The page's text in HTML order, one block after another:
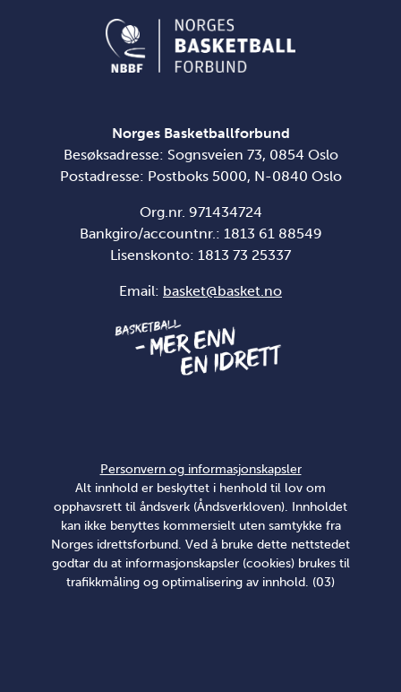
Norges Basketballforbund
Besøksadresse: Sognsveien 73, 0854 Oslo
Postadresse: Postboks 5000, N-0840 Oslo
Org.nr. 971434724
Bankgiro/accountnr.: 1813 61 88549
Lisenskonto: 1813 73 25337
Email: basket@basket.no
Personvern og informasjonskapsler
Alt innhold er beskyttet i henhold til lov om
opphavsrett til åndsverk (Åndsverkloven). Innholdet
kan ikke benyttes kommersielt uten samtykke fra
Norges idrettsforbund. Ved å bruke dette nettstedet
godtar du at informasjonskapsler (cookies) brukes til
trafikkmåling og optimalisering av innhold. (03)